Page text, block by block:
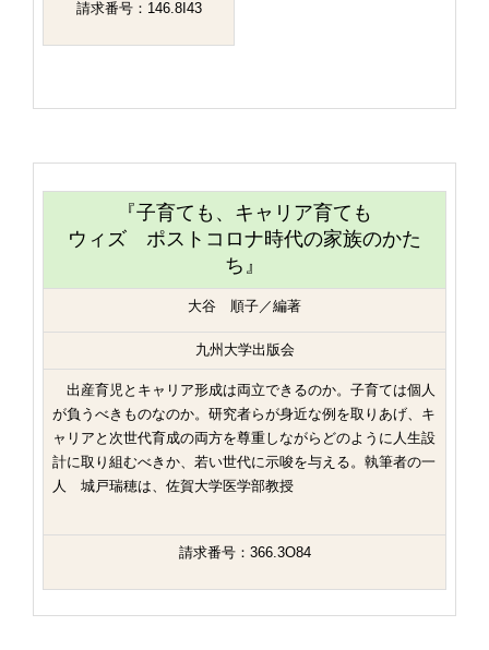
請求番号：146.8I43
『子育ても、キャリア育ても
ウィズ ポストコロナ時代の家族のかた
ち』
大谷 順子／編著
九州大学出版会
出産育児とキャリア形成は両立できるのか。子育ては個人
が負うべきものなのか。研究者らが身近な例を取りあげ、キ
ャリアと次世代育成の両方を尊重しながらどのように人生設
計に取り組むべきか、若い世代に示唆を与える。執筆者の一
人 城戸瑞穂は、佐賀大学医学部教授
請求番号：366.3O84